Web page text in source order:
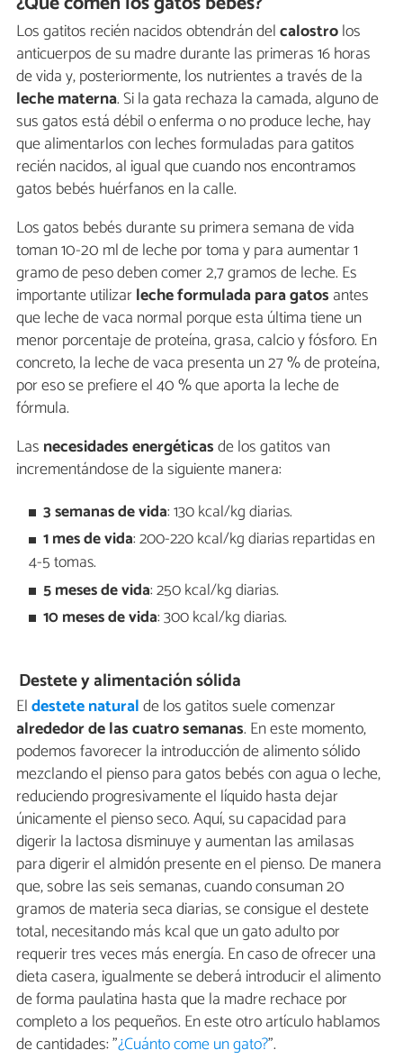
Los gatitos recién nacidos obtendrán delcalostrolos
anticuerpos de su madre durante las primeras 16 horas
de vida y, posteriormente, los nutrientes a través de la
leche materna. Si la gata rechaza la camada, alguno de
sus gatos está débil o enferma o no produce leche, hay
que alimentarlos con leches formuladas para gatitos
recién nacidos, al igual que cuando nos encontramos
gatos bebés huérfanos en la calle.
Los gatos bebés durante su primera semana de vida
toman 10-20 ml de leche por toma y para aumentar 1
gramo de peso deben comer 2,7 gramos de leche. Es
importante utilizarleche formulada para gatos antes
que leche de vaca normal porque esta última tiene un
menor porcentaje de proteína, grasa, calcio y fósforo. En
concreto, la leche de vaca presenta un 27 % de proteína,
por eso se prefiere el 40 % que aporta la leche de
fórmula.
Las necesidades energéticasde los gatitos van
incrementándose de la siguiente manera:
3 semanas de vida: 130 kcal/kg diarias.
1 mes de vida: 200-220 kcal/kg diarias repartidas en
4-5 tomas.
5 meses de vida: 250 kcal/kg diarias.
10 meses de vida: 300 kcal/kg diarias.
Destete y alimentación sólida
Eldestete naturalde los gatitos suele comenzar
alrededor de las cuatro semanas. En este momento,
podemos favorecer la introducción de alimento sólido
mezclando el pienso para gatos bebés con agua o leche,
reduciendo progresivamente el líquido hasta dejar
únicamente el pienso seco. Aquí, su capacidad para
digerir la lactosa disminuye y aumentan las amilasas
para digerir el almidón presente en el pienso. De manera
que, sobre las seis semanas, cuando consuman 20
gramos de materia seca diarias, se consigue el destete
total, necesitando más kcal que un gato adulto por
requerir tres veces más energía. En caso de ofrecer una
dieta casera, igualmente se deberá introducir el alimento
de forma paulatina hasta que la madre rechace por
completo a los pequeños. En este otro artículo hablamos
de cantidades: "¿Cuánto come un gato?".